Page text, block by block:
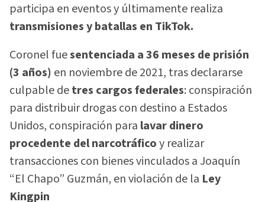
participa en eventos y últimamente realiza
transmisiones y batallas en TikTok.
Coronel fuesentenciada a 36 meses de prisión
(3 años) en noviembre de 2021, tras declararse
culpable detres cargos federales: conspiración
para distribuir drogas con destino a Estados
Unidos, conspiración para lavar dinero
procedente del narcotráficoy realizar
transacciones con bienes vinculados a Joaquín
“El Chapo” Guzmán, en violación de la Ley
Kingpin